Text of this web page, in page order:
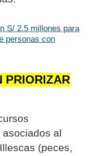
S/ 2.5 millones para
personas con
PRIORIZAR
al
(peces,